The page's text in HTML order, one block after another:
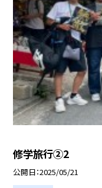
修学旅行②2
公開日 2025/05/21